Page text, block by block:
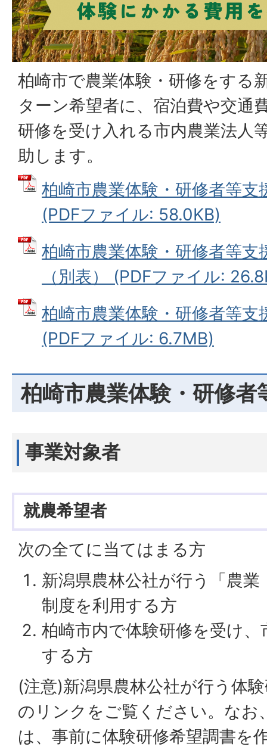
柏崎市で農業体験・研修をする
ターン希望者に、宿泊費や交通
研修を受け入れる市内農業法人
助します。
柏崎市農業体験・研修者等支
(PDFファイル: 58.0KB)
柏崎市農業体験・研修者等支
（別表） (PDFファイル:
柏崎市農業体験・研修者等支
(PDFファイル: 6.7MB)
柏崎市農業体験・研修者
事業対象者
就農希望者
次の全てに当てはまる方
新潟県農林公社が行う「農
制度を利用する方
柏崎市内で体験研修を受け
する方
(注意)新潟県農林公社が行う体
のリンクをご覧ください。なお
は、事前に体験研修希望調書を